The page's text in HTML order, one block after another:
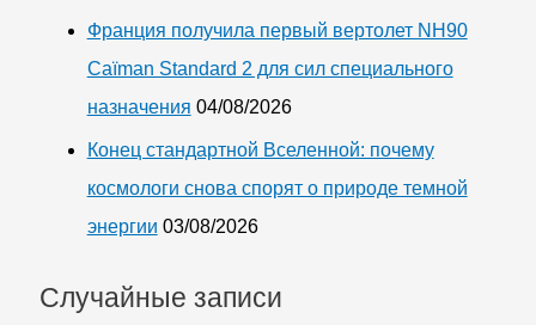
Франция получила первый вертолет NH90
Caïman Standard 2 для сил специального
назначения 04/08/2026
Конец стандартной Вселенной: почему
космологи снова спорят о природе темной
энергии 03/08/2026
Случайные записи